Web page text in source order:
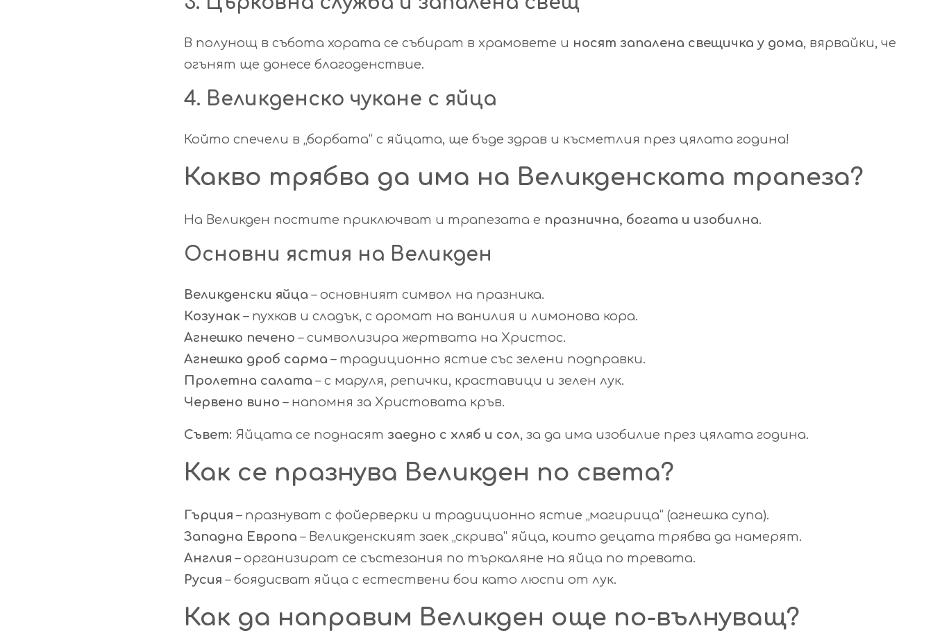
В полунощ в събота хората се събират в храмовете и носят запалена свещичка у дома, вярвайки, че
огънят ще донесе благоденствие.
4. Великденско чукане с яйца
Който спечели в „борбата“ с яйцата, ще бъде здрав и късметлия през цялата година!
Какво трябва да има на Великденската трапеза?
На Великден постите приключват и трапезата е празнична, богата и изобилна.
Основни ястия на Великден
Великденски яйца – основният символ на празника.
Козунак – пухкав и сладък, с аромат на ванилия и лимонова кора.
Агнешко печено – символизира жертвата на Христос.
Агнешка дроб сарма – традиционно ястие със зелени подправки.
Пролетна салата – с маруля, репички, краставици и зелен лук.
Червено вино – напомня за Христовата кръв.
Съвет: Яйцата се поднасят заедно с хляб и сол, за да има изобилие през цялата година.
Как се празнува Великден по света?
Гърция – празнуват с фойерверки и традиционно ястие „магирица“ (агнешка супа).
Западна Европа – Великденският заек „скрива“ яйца, които децата трябва да намерят.
Англия – организират се състезания по търкаляне на яйца по тревата.
Русия – боядисват яйца с естествени бои като люспи от лук.
Как да направим Великден още по-вълнуващ?